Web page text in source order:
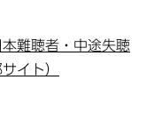
難聴者・中途失聴
イト）